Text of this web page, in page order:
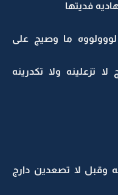
فديتها
لووولووه ما وصيج على
تزعلينه ولا تكدرينه
وقبل لا تصعدين دارج